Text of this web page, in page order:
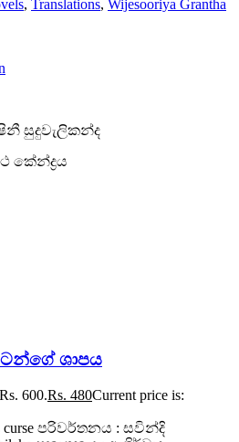
, Translations, Wijesooriya Grantha
සුදුවැලිකන්ද
කේන්ද්‍රය
ශාපය
600.Rs. 480Current price is:
curse පරිවර්තනය : සවින්දි